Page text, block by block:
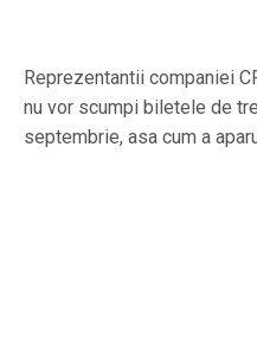
Reprezentantii companiei
nu vor scumpi biletele de
septembrie, asa cum a